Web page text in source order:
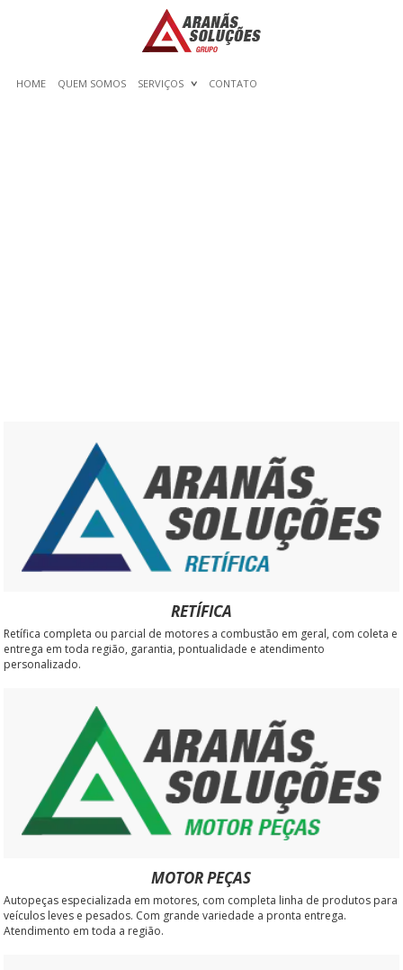
HOME QUEM SOMOS SERVIÇOS CONTATO
RETÍFICA
Retífica completa ou parcial de motores a combustão em geral, com coleta e
entrega em toda região, garantia, pontualidade e atendimento
personalizado.
MOTOR PEÇAS
Autopeças especializada em motores, com completa linha de produtos para
veículos leves e pesados. Com grande variedade a pronta entrega.
Atendimento em toda a região.